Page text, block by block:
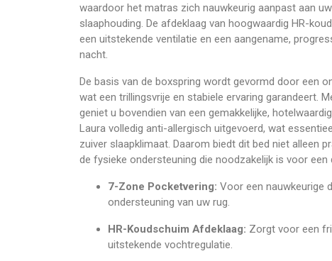
waardoor het matras zich nauwkeurig aanpast aan
slaaphouding. De afdeklaag van hoogwaardig HR-
een uitstekende ventilatie en een aangename,
nacht.
De basis van de boxspring wordt gevormd door een
wat een trillingsvrije en stabiele ervaring garandeert.
geniet u bovendien van een gemakkelijke,
Laura volledig anti-allergisch uitgevoerd, wat
zuiver slaapklimaat. Daarom biedt dit bed niet alleen
de fysieke ondersteuning die noodzakelijk is voor een
7-Zone Pocketvering: Voor een nauwkeurige
ondersteuning van uw rug.
HR-Koudschuim Afdeklaag: Zorgt voor een
uitstekende vochtregulatie.